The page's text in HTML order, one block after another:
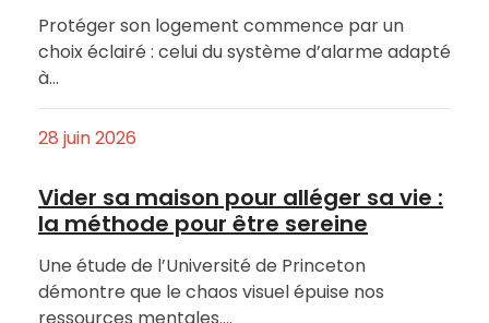
Protéger son logement commence par un
choix éclairé : celui du système d’alarme adapté
à…
28 juin 2026
Vider sa maison pour alléger sa vie :
la méthode pour être sereine
Une étude de l’Université de Princeton
démontre que le chaos visuel épuise nos
ressources mentales.…